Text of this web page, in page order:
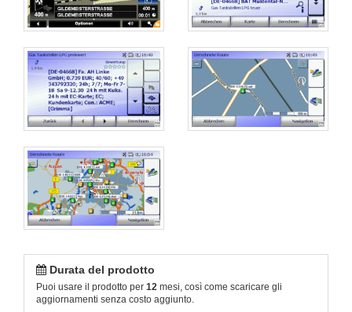
Durata del prodotto
Puoi usare il prodotto per 12 mesi, così come scaricare gli
aggiornamenti senza costo aggiunto.